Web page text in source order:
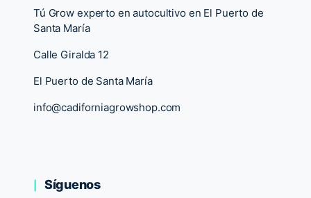
Tú Grow experto en autocultivo en El Puerto de
Santa María
Calle Giralda 12
El Puerto de Santa María
info@cadiforniagrowshop.com
Síguenos